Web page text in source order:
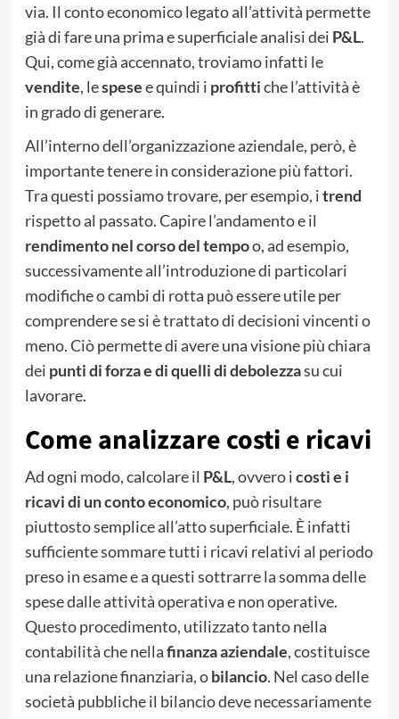
via. Il conto economico legato all’attività permette
già di fare una prima e superficiale analisi dei P&L.
Qui, come già accennato, troviamo infatti le
vendite, lespesee quindi i profittiche l’attività è
in grado di generare.
All’interno dell’organizzazione aziendale, però, è
importante tenere in considerazione più fattori.
Tra questi possiamo trovare, per esempio, itrend
rispetto al passato. Capire l’andamento e il
rendimento nel corso del tempoo, ad esempio,
successivamente all’introduzione di particolari
modifiche o cambi di rotta può essere utile per
comprendere se si è trattato di decisioni vincenti o
meno. Ciò permette di avere una visione più chiara
dei punti di forza e di quelli di debolezzasu cui
lavorare.
Come analizzare costi e ricavi
Ad ogni modo, calcolare il P&L, ovvero icosti e i
ricavi di un conto economico, può risultare
piuttosto semplice all’atto superficiale. È infatti
sufficiente sommare tutti i ricavi relativi al periodo
preso in esame e a questi sottrarre la somma delle
spese dalle attività operativa e non operative.
Questo procedimento, utilizzato tanto nella
contabilità che nellafinanza aziendale, costituisce
una relazione finanziaria, obilancio. Nel caso delle
società pubbliche il bilancio deve necessariamente